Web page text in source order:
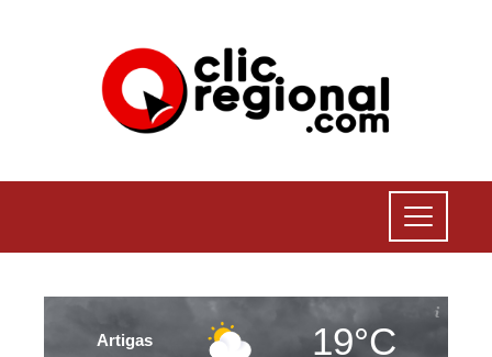
Artigas 19°C